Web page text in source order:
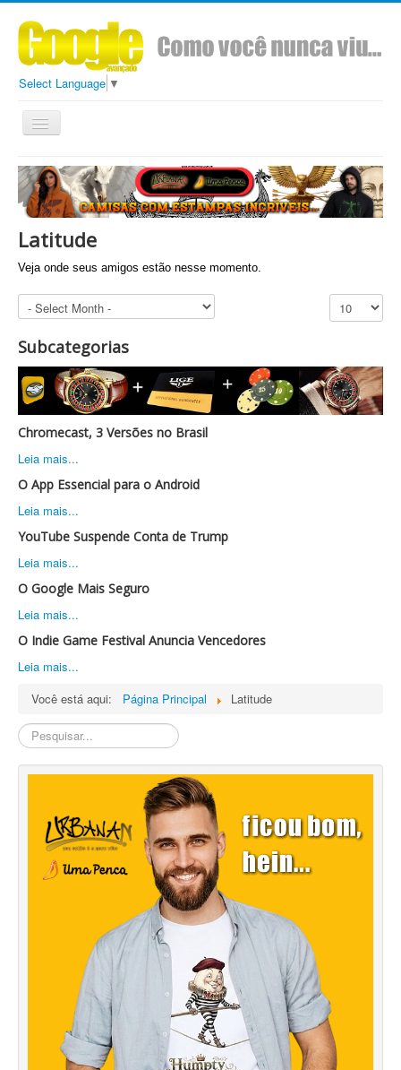
Select Language ▼
Toggle
Navigation
Latitude
Veja onde seus amigos estão nesse momento.
Exibir #
Subcategorias
Chromecast, 3 Versões no Brasil
Leia mais...
O App Essencial para o Android
Leia mais...
YouTube Suspende Conta de Trump
Leia mais...
O Google Mais Seguro
Leia mais...
O Indie Game Festival Anuncia Vencedores
Leia mais...
Você está aqui:
Página Principal
Latitude
Pesquisa
Interna